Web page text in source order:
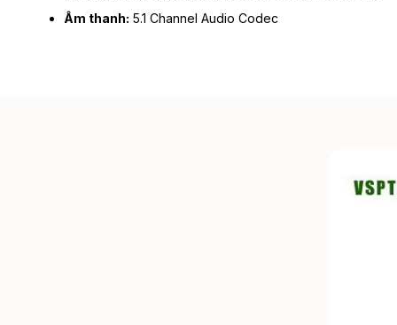
Âm thanh: 5.1 Channel Audio Codec